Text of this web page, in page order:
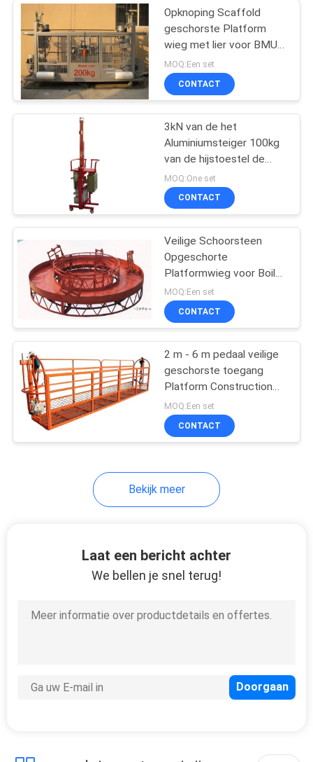
Opknoping Scaffold
geschorste Platform
wieg met lier voor BMU
from
MOQ:Een set
CONTACT
3kN van de het
Aluminiumsteiger 100kg
van de hijstoestel de
Enige Persoon Capaciteit
ZLP100
MOQ:One set
CONTACT
Veilige Schoorsteen
Opgeschorte
Platformwieg voor Boiler,
Schuur het Werken
MOQ:Een set
CONTACT
2 m - 6 m pedaal veilige
geschorste toegang
Platform Construction
Equipment
MOQ:Een set
CONTACT
Bekijk meer
Laat een bericht achter
We bellen je snel terug!